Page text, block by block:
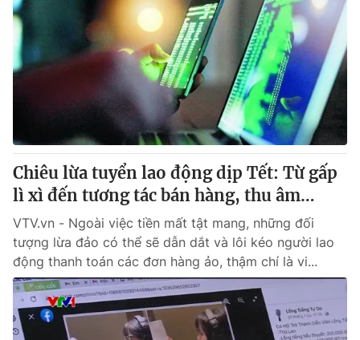
Chiêu lừa tuyển lao động dịp Tết: Từ gấp
lì xì đến tương tác bán hàng, thu âm…
VTV.vn - Ngoài việc tiền mất tật mang, những đối
tượng lừa đảo có thể sẽ dẫn dắt và lôi kéo người lao
động thanh toán các đơn hàng ảo, thậm chí là vi...